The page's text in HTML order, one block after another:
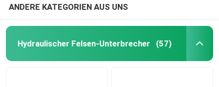
ANDERE KATEGORIEN AUS UNS
Hydraulischer Felsen-Unterbrecher (57)